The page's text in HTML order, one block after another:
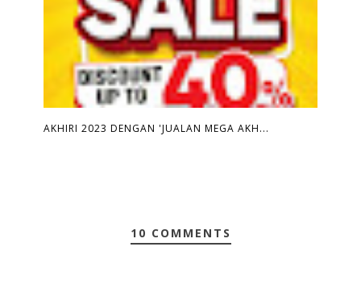
AKHIRI 2023 DENGAN 'JUALAN MEGA AKH...
10 COMMENTS